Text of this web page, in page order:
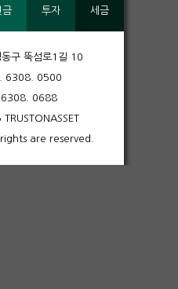
금 투자 세금
구 뚝섬로1길 10
6308. 0500
0688
are reserved.